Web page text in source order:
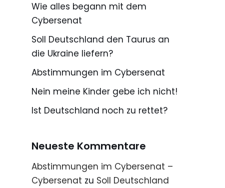
Wie alles begann mit dem
Cybersenat
Soll Deutschland den Taurus an
die Ukraine liefern?
Abstimmungen im Cybersenat
Nein meine Kinder gebe ich nicht!
Ist Deutschland noch zu rettet?
Neueste Kommentare
Abstimmungen im Cybersenat –
Cybersenat zu Soll Deutschland